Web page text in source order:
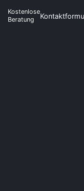
Kostenlose
Beratung